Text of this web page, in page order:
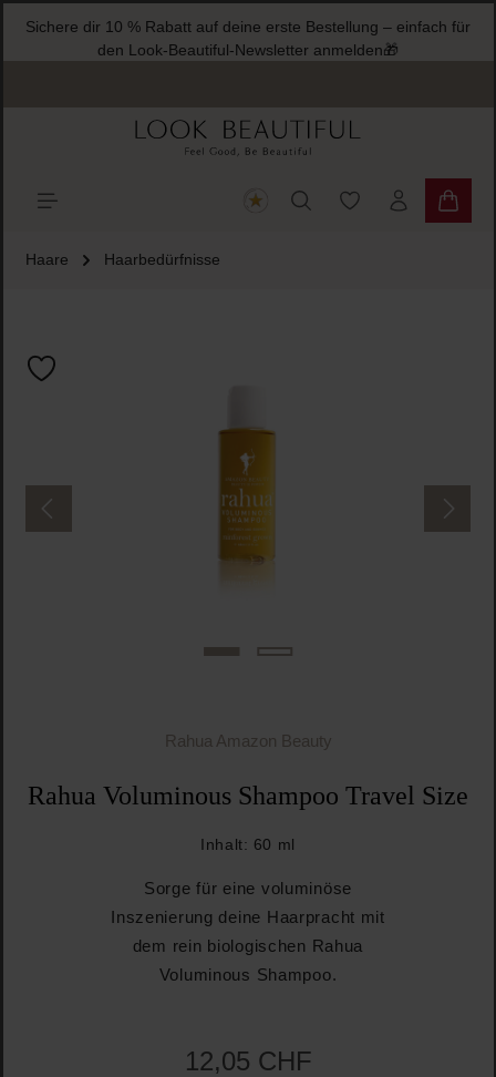
springen
Sichere dir 10 % Rabatt auf
den Look-Beautiful-
Du hast 0
Haare Haarbedürfnisse
Rahua Amazon Beauty
Rahua Voluminous Shampoo Travel Size
Inhalt: 60 ml
Sorge für eine voluminöse
Inszenierung deine Haarpracht mit
dem rein biologischen Rahua
Voluminous Shampoo.
12,05 CHF